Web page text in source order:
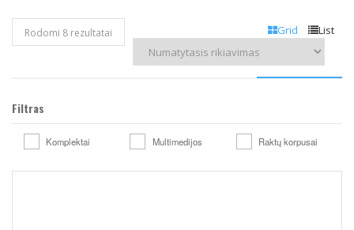
Grid List
Rodomi 8 rezultatai
Filtras
Komplektai Multimedijos Raktų korpusai